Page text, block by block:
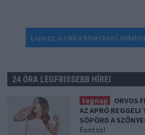
Lapozz, a cikk a következő
24 ÓRA LEGFRISSEBB HÍREI
tegnap
ORVOS
AZ APRÓ REGGELI
SÖPÖRD A
Fontos!